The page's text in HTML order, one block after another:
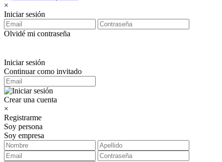
×
Iniciar sesión
Olvidé mi contraseña
Iniciar sesión
Continuar como invitado
Crear una cuenta
×
Registrarme
Soy persona
Soy empresa